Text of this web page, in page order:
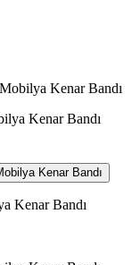
Kenar Bandı
Kenar Bandı